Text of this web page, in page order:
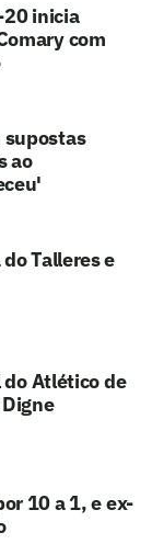
20 inicia
com
supostas
ao
Talleres e
Atlético de
10 a 1, e ex-